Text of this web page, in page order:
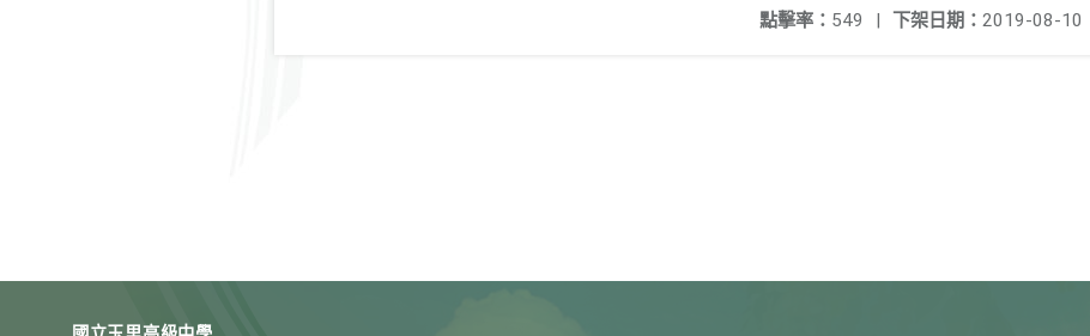
下架日期： 2019-08-10
點擊率： 549 |